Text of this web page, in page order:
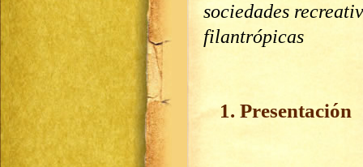
sociedades
filantrópicas
1. Presentación